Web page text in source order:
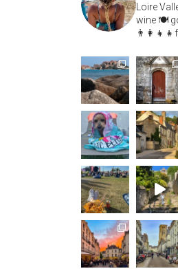
Loire
wine 🍽